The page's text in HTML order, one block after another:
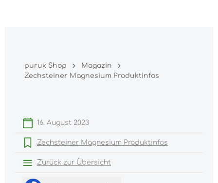
purux Shop
Magazin
Zechsteiner Magnesium Produktinfos
16. August 2023
Zechsteiner Magnesium Produktinfos
Zurück zur Übersicht